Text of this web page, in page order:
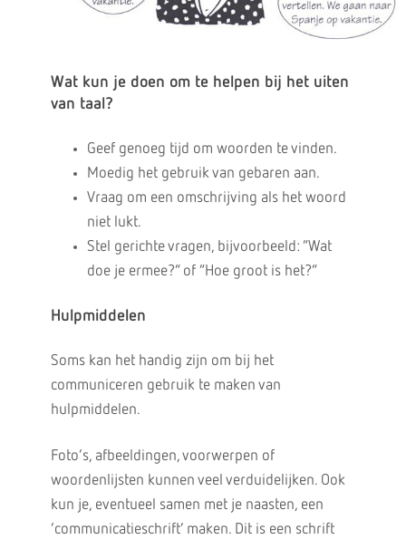
Wat kun je doen om te helpen bij het uiten
van taal?
Geef genoeg tijd om woorden te vinden.
Moedig het gebruik van gebaren aan.
Vraag om een omschrijving als het woord
niet lukt.
Stel gerichte vragen, bijvoorbeeld: “Wat
doe je ermee?” of “Hoe groot is het?”
Hulpmiddelen
Soms kan het handig zijn om bij het
communiceren gebruik te maken van
hulpmiddelen.
Foto’s, afbeeldingen, voorwerpen of
woordenlijsten kunnen veel verduidelijken. Ook
kun je, eventueel samen met je naasten, een
‘communicatieschrift’ maken. Dit is een schrift